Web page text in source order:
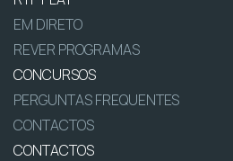
EM DIRETO
REVER PROGRAMAS
CONCURSOS
PERGUNTAS FREQUENTES
CONTACTOS
CONTACTOS